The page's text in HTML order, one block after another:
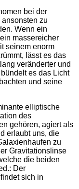
bei der
zu
Wenn ein
massereicher
seinem enorm
lässt es das
veränderter und
es das Licht
und seine
elliptische
des
gehören, agiert als
erlaubt uns, die
zu
Gravitationslinse
die beiden
Der
sich in